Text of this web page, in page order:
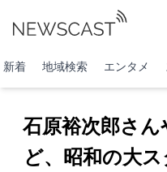
新着 地域検索 エンタメ
石原裕次郎さ
ど、昭和の大